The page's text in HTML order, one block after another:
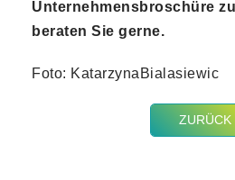
Unternehmensbroschüre
beraten Sie gerne.
Foto: KatarzynaBialasiewic
ZURÜCK